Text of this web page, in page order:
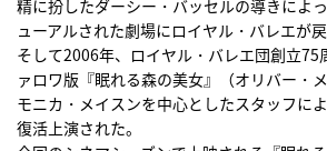
精に扮したダーシー・バッセルの導きによ
ューアルされた劇場にロイヤル・バレエが
そして2006年、ロイヤル・バレエ団創立75
ァロワ版『眠れる森の美女』（オリバー・
モニカ・メイスンを中心としたスタッフに
復活上演された。